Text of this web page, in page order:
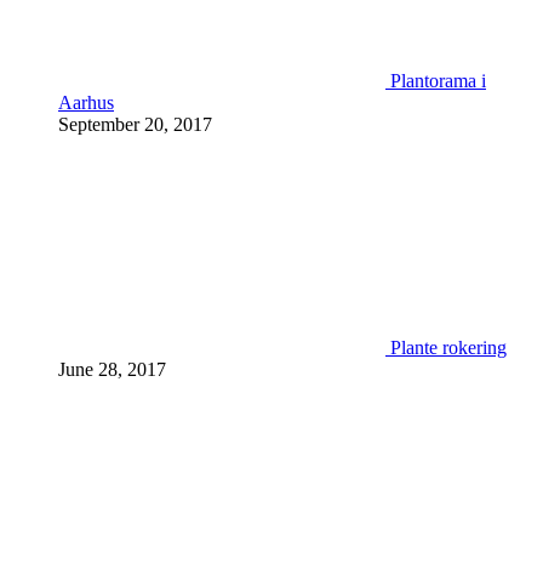
Plantorama i
Aarhus
September 20, 2017
Plante rokering
June 28, 2017